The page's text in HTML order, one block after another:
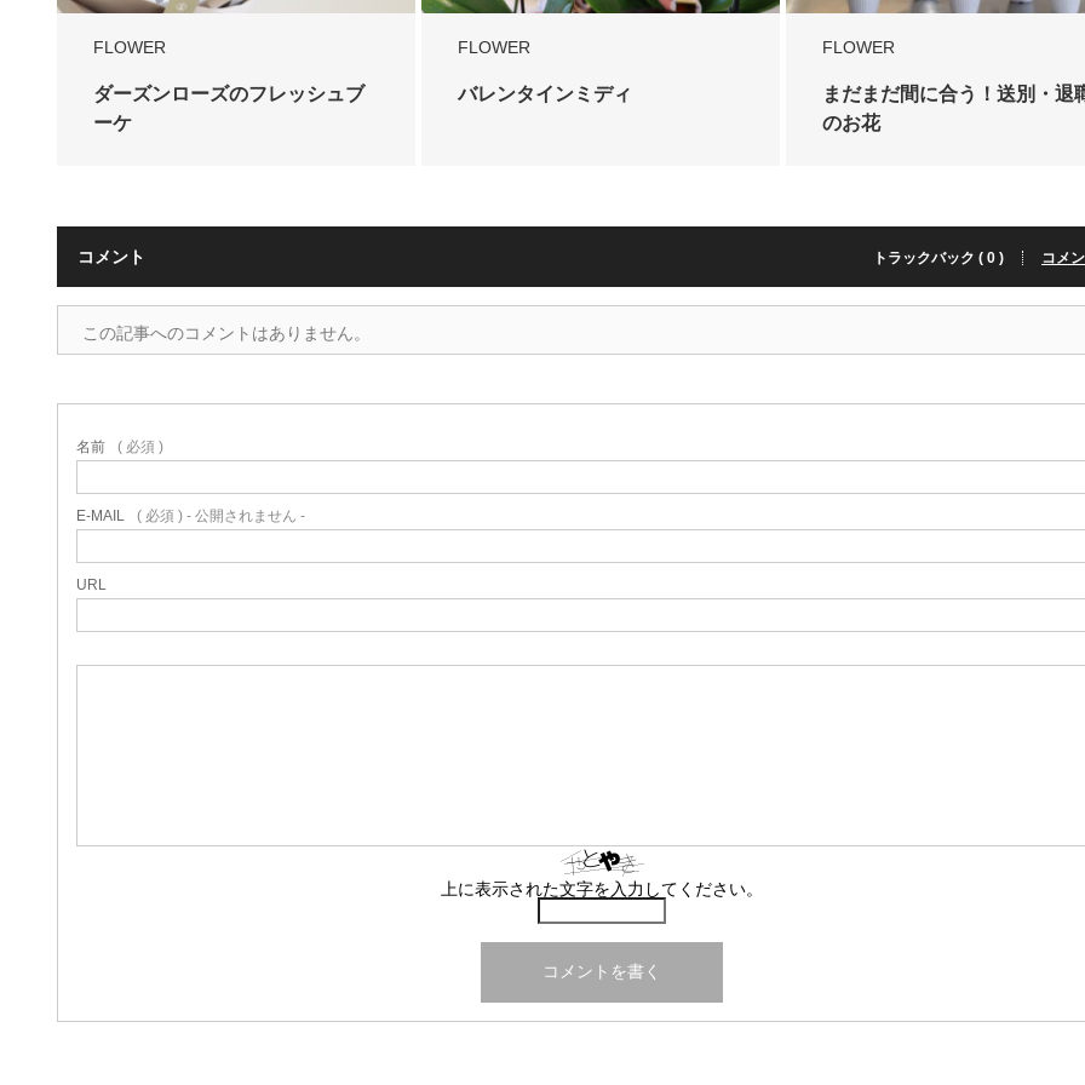
FLOWER
ダーズンローズのフレッシュブ
ーケ
FLOWER
バレンタインミディ
FLOWER
まだまだ間に合う！送別・退
のお花
コメント トラックバック ( 0 ) コメ
この記事へのコメントはありません。
名前 ( 必須 )
E-MAIL ( 必須 ) - 公開されません -
URL
上に表示された文字を入力してください。